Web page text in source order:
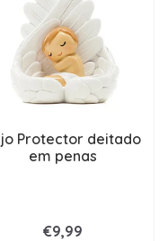
Protector deitado
em penas
€9,99